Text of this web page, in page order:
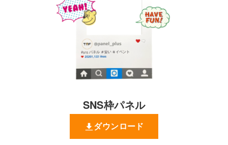
SNS枠パネル
ダウンロード